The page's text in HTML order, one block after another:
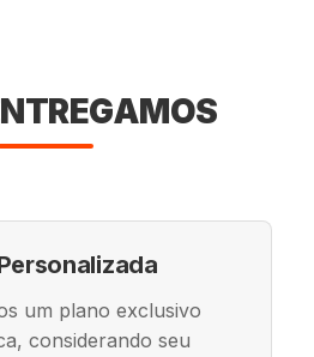
um plano exclusivo
considerando seu